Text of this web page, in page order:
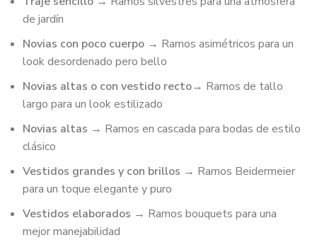
de jardín
Novias con poco cuerpo → Ramos asimétricos para un
look desordenado pero bello
Novias altas o con vestido recto→ Ramos de tallo
largo para un look estilizado
Novias altas → Ramos en cascada para bodas de estilo
clásico
Vestidos grandes y con brillos → Ramos Beidermeier
para un toque elegante y puro
Vestidos elaborados → Ramos bouquets para una
mejor manejabilidad